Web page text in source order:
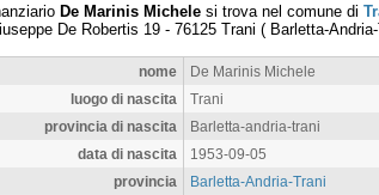
De Marinis Michele si trova nel comune di
De Robertis 19 - 76125 Trani ( Barletta-
nome
De Marinis Michele
luogo di nascita
Trani
provincia di nascita
Barletta-andria-trani
data di nascita
1953-09-05
provincia
Barletta-Andria-Trani